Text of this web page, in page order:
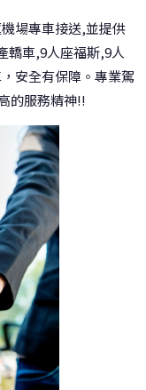
場專車接送,並提供
轎車,9人座福斯,9人
安全有保障。專業駕
的服務精神!!